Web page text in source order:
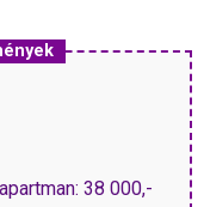
38 000,-